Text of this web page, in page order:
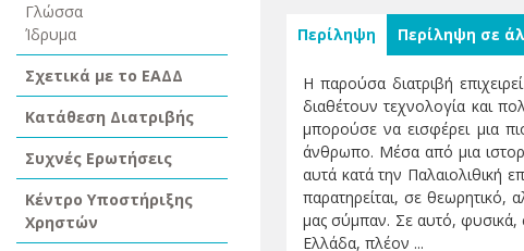
Γλώσσα
Ίδρυμα
Σχετικά με το ΕΑΔΔ
Κατάθεση Διατριβής
Συχνές Ερωτήσεις
Κέντρο Υποστήριξης
Χρηστών
Περίληψη Περίληψη σε
Η παρούσα διατριβή
διαθέτουν τεχνολογία και
μπορούσε να εισφέρει μια
άνθρωπο. Μέσα από μια
αυτά κατά την Παλαιολιθική
παρατηρείται, σε
μας σύμπαν. Σε αυτό, φυσικά,
Ελλάδα, πλέον ...